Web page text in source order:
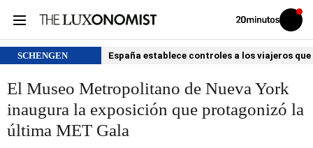
Volver
Iniciar
sesión
SCHENGEN España establece controles a los viajeros
El Museo Metropolitano de Nueva York
inaugura la exposición que protagonizó la
última MET Gala